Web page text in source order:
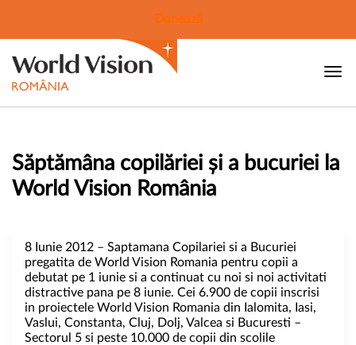
Donează
Săptămâna copilăriei și a bucuriei la
World Vision România
8 Iunie 2012 – Saptamana Copilariei si a Bucuriei
pregatita de World Vision Romania pentru copii a
debutat pe 1 iunie si a continuat cu noi si noi activitati
distractive pana pe 8 iunie. Cei 6.900 de copii inscrisi
in proiectele World Vision Romania din Ialomita, Iasi,
Vaslui, Constanta, Cluj, Dolj, Valcea si Bucuresti –
Sectorul 5 si peste 10.000 de copii din scolile